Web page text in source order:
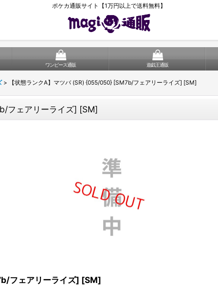
ポケカ通販サイト【1万円以上で送料無料】
ワンピース通販 遊戯王通販
> 【状態ランクA】マツバ (SR) {055/050} [SM7b/フェアリーライズ] [SM]
フェアリーライズ] [SM]
フェアリーライズ] [SM]